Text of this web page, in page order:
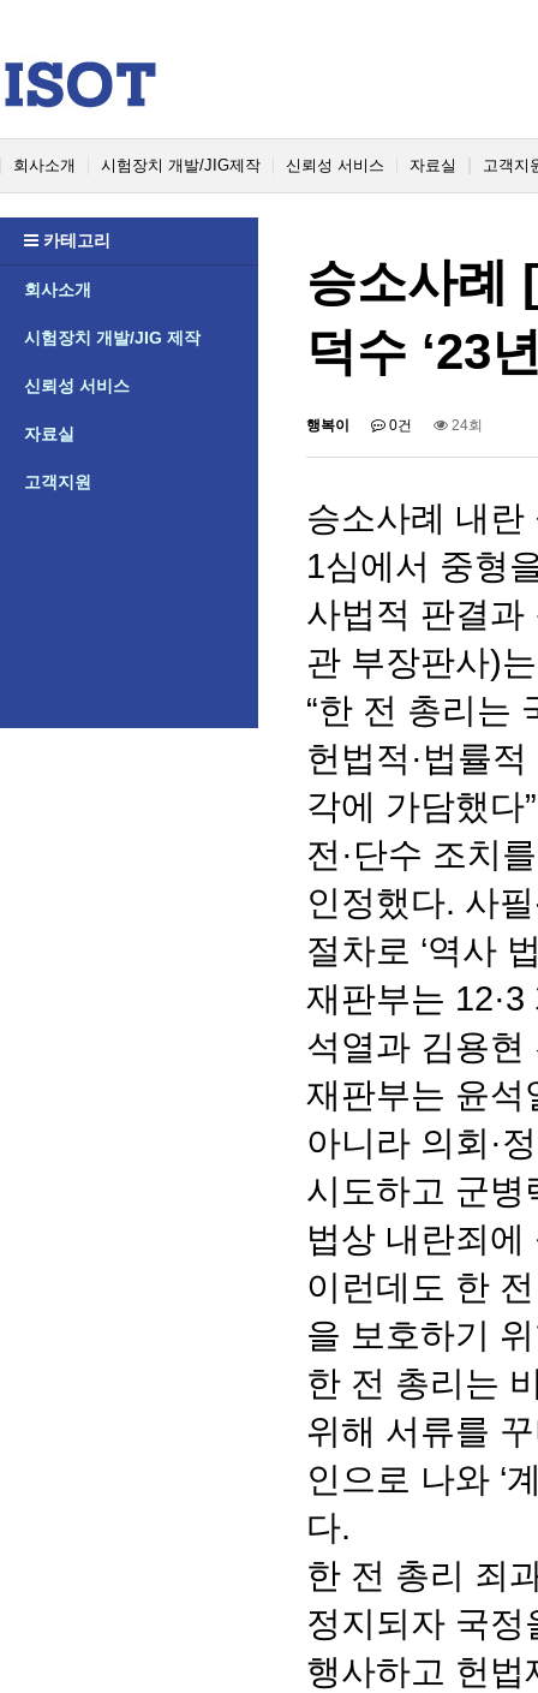
회사소개 시험장치 개발/JIG제작 신뢰성 서비스 자료실 고객지
카테고리
회사소개
시험장치 개발/JIG 제작
신뢰성 서비스
자료실
고객지원
승소사례
덕수 ‘23
행복이 0건 24회
승소사례 내
1심에서 중형
사법적 판결과
관 부장판사)
“한 전 총리는
헌법적·법률
각에 가담했다
전·단수 조치
인정했다. 사
절차로 ‘역사
재판부는 12·3
석열과 김용현
재판부는 윤석
아니라 의회·
시도하고 군병
법상 내란죄에
이런데도 한
을 보호하기
한 전 총리는
위해 서류를
인으로 나와 ‘
다.
한 전 총리 죄
정지되자 국정
행사하고 헌법